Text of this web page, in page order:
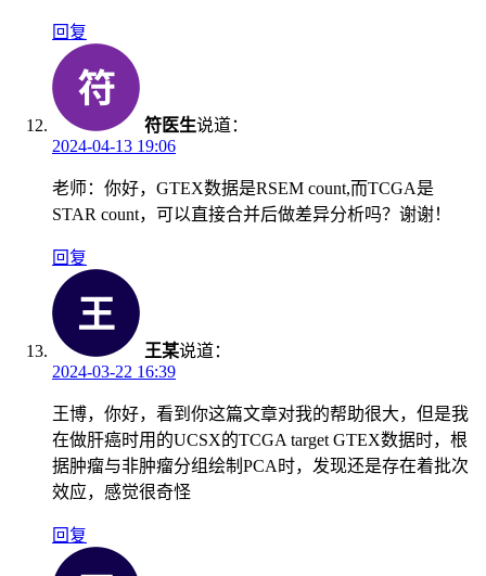
回复
符医生说道：
2024-04-13 19:06
老师：你好，GTEX数据是RSEM count,而TCGA是
STAR count，可以直接合并后做差异分析吗？谢谢！
回复
王某说道：
2024-03-22 16:39
王博，你好，看到你这篇文章对我的帮助很大，但是我
在做肝癌时用的UCSX的TCGA target GTEX数据时，根
据肿瘤与非肿瘤分组绘制PCA时，发现还是存在着批次
效应，感觉很奇怪
回复